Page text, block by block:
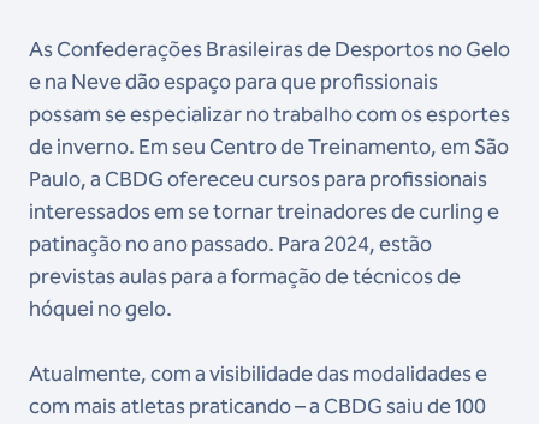
As Confederações Brasileiras de Desportos no Gelo
e na Neve dão espaço para que profissionais
possam se especializar no trabalho com os esportes
de inverno. Em seu Centro de Treinamento, em São
Paulo, a CBDG ofereceu cursos para profissionais
interessados em se tornar treinadores de curling e
patinação no ano passado. Para 2024, estão
previstas aulas para a formação de técnicos de
hóquei no gelo.
Atualmente, com a visibilidade das modalidades e
com mais atletas praticando – a CBDG saiu de 100